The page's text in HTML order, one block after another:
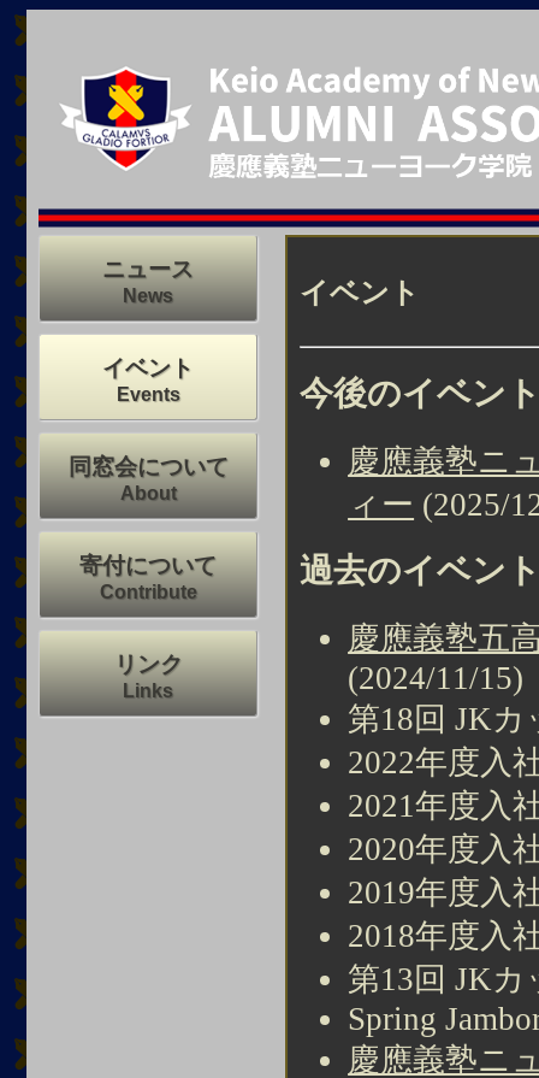
ニュース
News
イベント
Events
同窓会について
About
寄付について
Contribute
リンク
Links
イベント
今後のイベン
慶應義塾ニ
ィー (2025/
過去のイベン
慶應義塾五
(2024/11/15)
第18回 JKカ
2022年度入
2021年度入
2020年度入
2019年度入
2018年度入
第13回 JKカ
Spring
慶應義塾ニ